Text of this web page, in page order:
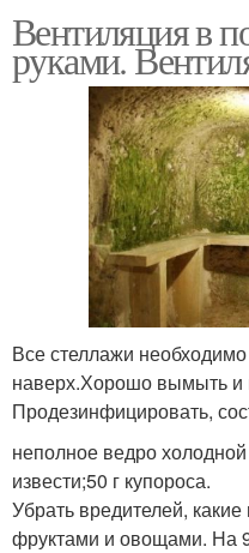
Вентиляция в
руками.
Все стеллажи
наверх.Хорошо вымыть и
Продезинфицировать,
неполное ведро
извести;50 г купороса.
Убрать вредителей,
фруктами и овощами. На